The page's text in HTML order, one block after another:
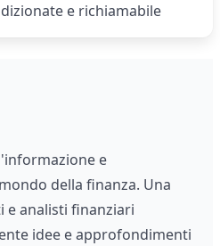
e richiamabile
e
della finanza. Una
e analisti finanziari
idee e approfondimenti